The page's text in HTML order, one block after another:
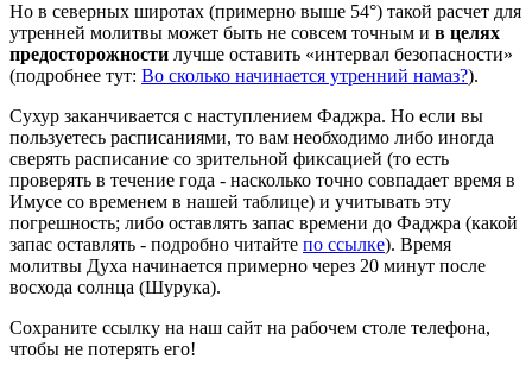
Но в северных широтах (примерно выше 54°) такой расчет для
утренней молитвы может быть не совсем точным и в целях
предосторожности лучше оставить «интервал безопасности»
(подробнее тут: Во сколько начинается утренний намаз?).
Сухур заканчивается с наступлением Фаджра. Но если вы
пользуетесь расписаниями, то вам необходимо либо иногда
сверять расписание со зрительной фиксацией (то есть
проверять в течение года - насколько точно совпадает время в
Имусе со временем в нашей таблице) и учитывать эту
погрешность; либо оставлять запас времени до Фаджра (какой
запас оставлять - подробно читайте по ссылке). Время
молитвы Духа начинается примерно через 20 минут после
восхода солнца (Шурука).
Сохраните ссылку на наш сайт на рабочем столе телефона,
чтобы не потерять его!